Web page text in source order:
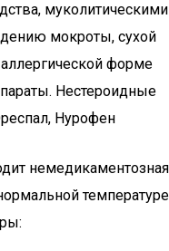
муколитическими
мокроты, сухой
форме
Нестероидные
Нурофен
немедикаментозная
температуре